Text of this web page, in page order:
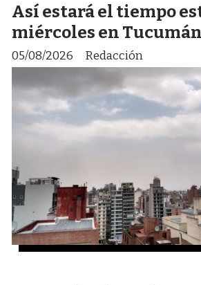
Así estará el tiempo
miércoles en Tucumán
Redacción
05/08/2026